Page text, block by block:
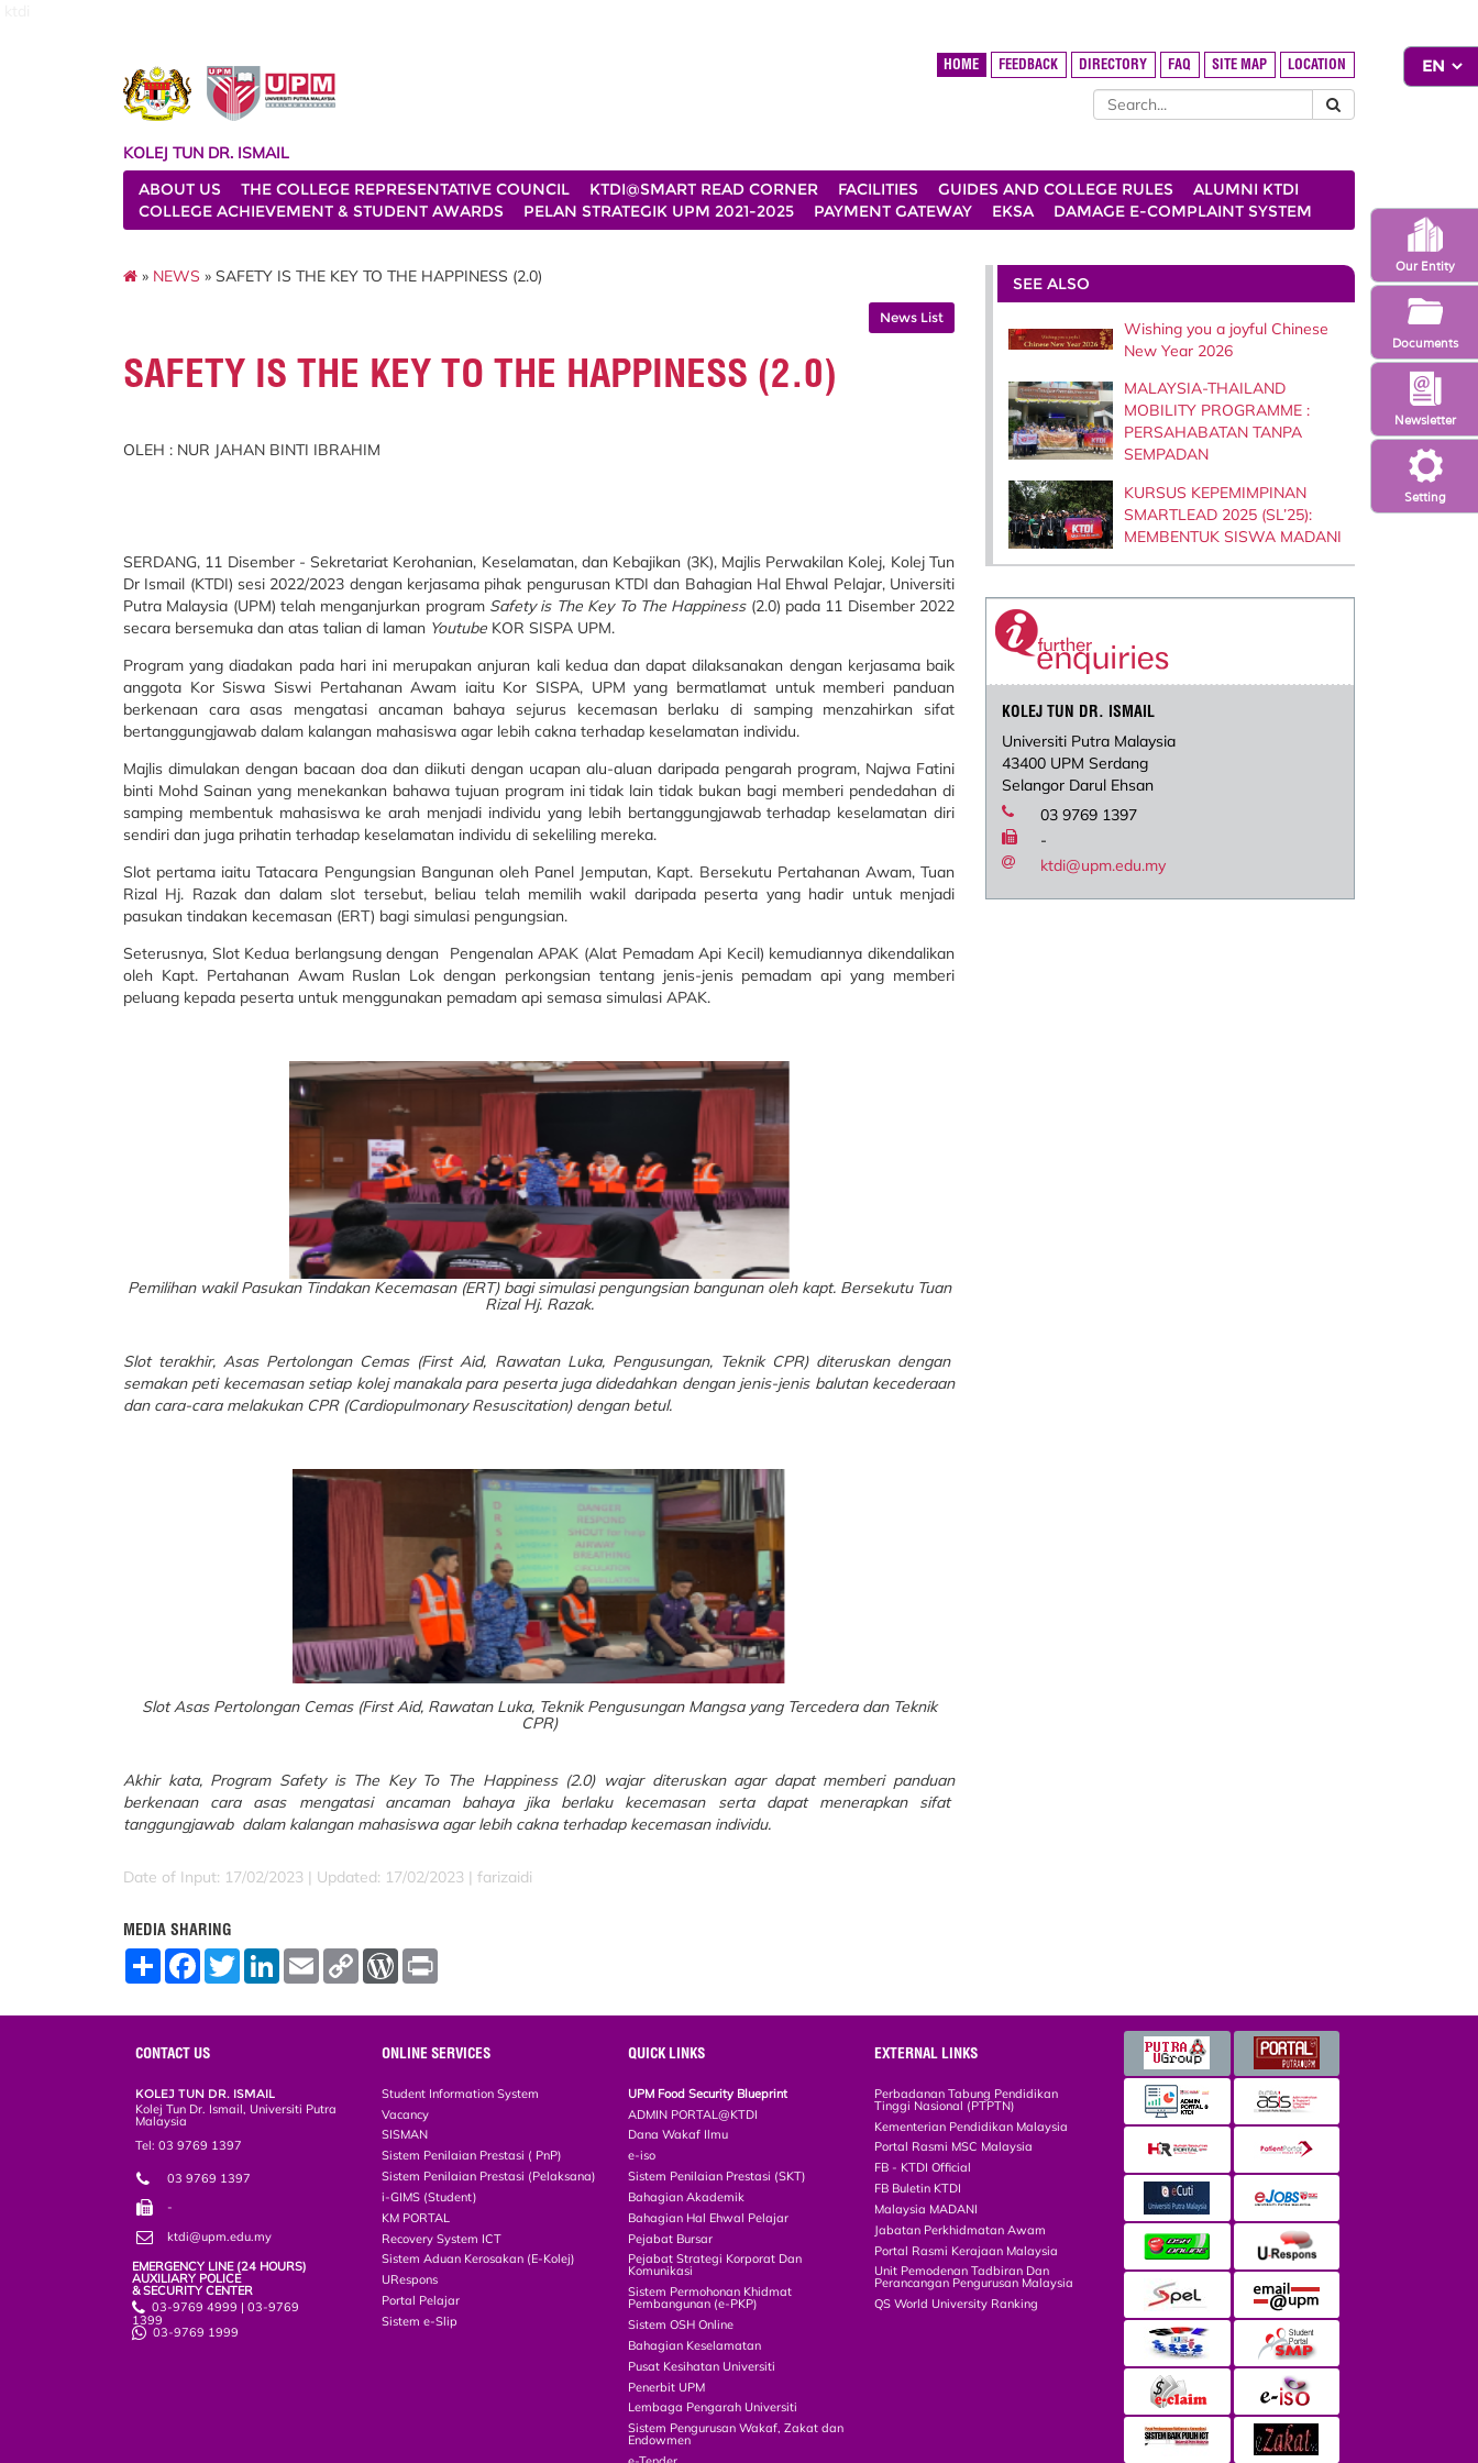
Setting
Newsletter
Our Entity
Documents
HOME FEEDBACK DIRECTORY FAQ SITE MAP LOCATION
KOLEJ TUN DR. ISMAIL
ABOUT US
THE COLLEGE REPRESENTATIVE COUNCIL KTDI@SMART READ CORNER FACILITIES GUIDES AND COLLEGE RULES
ALUMNI KTDI
COLLEGE ACHIEVEMENT & STUDENT AWARDS
PELAN STRATEGIK UPM 2021-2025 PAYMENT GATEWAY EKSA DAMAGE E-COMPLAINT SYSTEM
» NEWS » SAFETY IS THE KEY TO THE HAPPINESS (2.0)
News List
SAFETY IS THE KEY TO THE HAPPINESS (2.0)
OLEH : NUR JAHAN BINTI IBRAHIM
SERDANG, 11 Disember - Sekretariat Kerohanian, Keselamatan, dan Kebajikan (3K), Majlis Perwakilan Kolej, Kolej Tun
Dr Ismail (KTDI) sesi 2022/2023 dengan kerjasama pihak pengurusan KTDI dan Bahagian Hal Ehwal Pelajar, Universiti
Putra Malaysia (UPM) telah menganjurkan program Safety is The Key To The Happiness(2.0) pada 11 Disember 2022
secara bersemuka dan atas talian di laman Youtube KOR SISPA UPM.
Program yang diadakan pada hari ini merupakan anjuran kali kedua dan dapat dilaksanakan dengan kerjasama baik
anggota Kor Siswa Siswi Pertahanan Awam iaitu Kor SISPA, UPM yang bermatlamat untuk memberi panduan
berkenaan cara asas mengatasi ancaman bahaya sejurus kecemasan berlaku di samping menzahirkan sifat
bertanggungjawab dalam kalangan mahasiswa agar lebih cakna terhadap keselamatan individu.
Majlis dimulakan dengan bacaan doa dan diikuti dengan ucapan alu-aluan daripada pengarah program, Najwa Fatini
binti Mohd Sainan yang menekankan bahawa tujuan program initidak lain tidak bukan bagi memberi pendedahan di
samping membentuk mahasiswa ke arah menjadi individu yang lebih bertanggungjawab terhadap keselamatan diri
sendiri dan juga prihatin terhadap keselamatan individu di sekeliling mereka.
Slot pertama iaitu Tatacara Pengungsian Bangunan oleh Panel Jemputan, Kapt. Bersekutu Pertahanan Awam, Tuan
Rizal Hj. Razak dan dalam slot tersebut, beliau telah memilih wakil daripada peserta yang hadir untuk menjadi
pasukan tindakan kecemasan (ERT) bagi simulasi pengungsian.
Seterusnya, Slot Kedua berlangsung dengan Pengenalan APAK (Alat Pemadam Api Kecil) kemudiannya dikendalikan
oleh Kapt. Pertahanan Awam Ruslan Lok dengan perkongsian tentang jenis-jenis pemadam api yang memberi
peluang kepada peserta untuk menggunakan pemadam api semasa simulasi APAK.
Pemilihan wakil Pasukan Tindakan Kecemasan (ERT) bagi simulasi pengungsian bangunan oleh kapt. Bersekutu Tuan
Rizal Hj. Razak.
Slot terakhir, Asas Pertolongan Cemas (First Aid, Rawatan Luka, Pengusungan, Teknik CPR) diteruskan dengan
semakan peti kecemasan setiap kolej manakala para peserta juga didedahkan dengan jenis-jenis balutan kecederaan
dan cara-cara melakukan CPR (Cardiopulmonary Resuscitation) dengan betul.
Slot Asas Pertolongan Cemas (First Aid, Rawatan Luka, Teknik Pengusungan Mangsa yang Tercedera dan Teknik
CPR)
Akhir kata, Program Safety is The Key To The Happiness (2.0) wajar diteruskan agar dapat memberi panduan
berkenaan cara asas mengatasi ancaman bahaya jika berlaku kecemasan serta dapat menerapkan sifat
tanggungjawab dalam kalangan mahasiswa agar lebih cakna terhadap kecemasan individu.
Date of Input: 17/02/2023 | Updated: 17/02/2023 | farizaidi
MEDIA SHARING
S
F
o
o
T
w
L
E
m
C
W
r
e
s
SEE ALSO
Wishing you a joyful Chinese
New Year 2026
MALAYSIA-THAILAND
MOBILITY PROGRAMME :
PERSAHABATAN TANPA
SEMPADAN
KURSUS KEPEMIMPINAN
SMARTLEAD 2025 (SL’25):
MEMBENTUK SISWA MADANI
KOLEJ TUN DR. ISMAIL
Universiti Putra Malaysia
43400 UPM Serdang
Selangor Darul Ehsan
03 9769 1397
-
ktdi@upm.edu.my
CONTACT US
KOLEJ TUN DR. ISMAIL
Kolej Tun Dr. Ismail, Universiti Putra
Malaysia
Tel: 03 9769 1397
03 9769 1397
-
ktdi@upm.edu.my
EMERGENCY LINE (24 HOURS)
AUXILIARY POLICE
& SECURITY CENTER
03-9769 4999 | 03-9769
1399
03-9769 1999
ONLINE SERVICES
Student Information System
Vacancy
SISMAN
Sistem Penilaian Prestasi ( PnP)
Sistem Penilaian Prestasi (Pelaksana)
i-GIMS (Student)
KM PORTAL
Recovery System ICT
Sistem Aduan Kerosakan (E-Kolej)
URespons
Portal Pelajar
Sistem e-Slip
QUICK LINKS
UPM Food Security Blueprint
ADMIN PORTAL@KTDI
Dana Wakaf Ilmu
e-iso
Sistem Penilaian Prestasi (SKT)
Bahagian Akademik
Bahagian Hal Ehwal Pelajar
Pejabat Bursar
Pejabat Strategi Korporat Dan
Komunikasi
Sistem Permohonan Khidmat
Pembangunan (e-PKP)
Sistem OSH Online
Bahagian Keselamatan
Pusat Kesihatan Universiti
Penerbit UPM
Lembaga Pengarah Universiti
Sistem Pengurusan Wakaf, Zakat dan
Endowmen
EXTERNAL LINKS
Perbadanan Tabung Pendidikan
Tinggi Nasional (PTPTN)
Kementerian Pendidikan Malaysia
Portal Rasmi MSC Malaysia
FB - KTDI Official
FB Buletin KTDI
Malaysia MADANI
Jabatan Perkhidmatan Awam
Portal Rasmi Kerajaan Malaysia
Unit Pemodenan Tadbiran Dan
Perancangan Pengurusan Malaysia
QS World University Ranking